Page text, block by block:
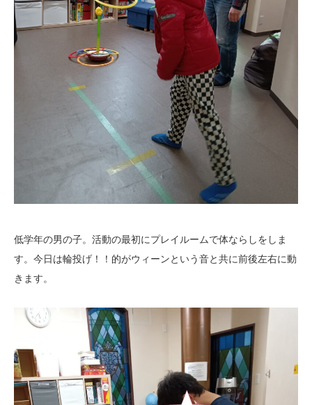
低学年の男の子。活動の最初にプレイルームで体ならしをしま
す。今日は輪投げ！！的がウィーンという音と共に前後左右に動
きます。